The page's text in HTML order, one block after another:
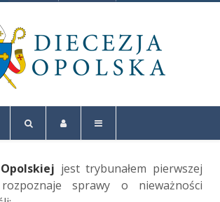
jest trybunałem pierwszej
sprawy o nieważności